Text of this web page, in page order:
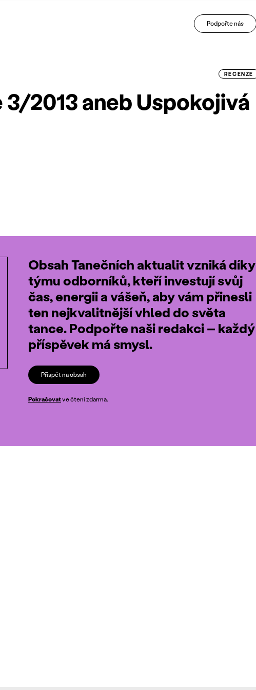
Podpořte nás
RECENZE
2013 aneb Uspokojivá
Obsah Tanečních aktualit vzniká díky
týmu odborníků, kteří investují svůj
čas, energii a vášeň, aby vám přinesli
ten nejkvalitnější vhled do světa
tance. Podpořte naši redakci – každý
příspěvek má smysl.
Přispět na obsah
Pokračovatve čtení zdarma.